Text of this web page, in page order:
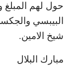
حول لهم المبلغ
البيبسي
شيخ الامين.
مبارك البلال